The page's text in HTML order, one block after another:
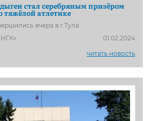
стал серебряным призёром
тяжёлой атлетике
вчера в г.Тула
01.02.2024
читать новость